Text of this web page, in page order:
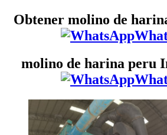
Obtener molino de
molino de harina peru